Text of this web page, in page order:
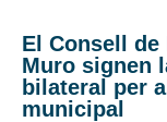
El Consell de
Muro signen
bilateral per
municipal